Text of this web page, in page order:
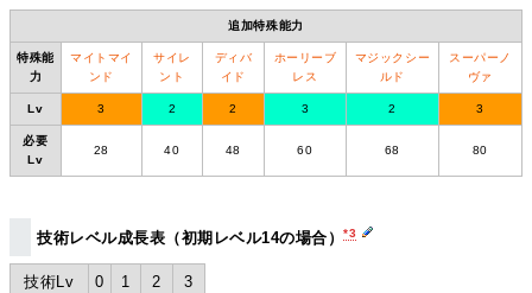
追加特殊能力
特殊能
力
マイトマイ
ンド
サイレ
ント
ディバ
イド
ホーリーブ
レス
マジックシー
ルド
スーパーノ
ヴァ
Lv 3 2 2 3 2 3
必要
Lv
28 40 48 60 68 80
技術レベル成長表（初期レベル14の場合）*3
技術Lv 0 1 2 3